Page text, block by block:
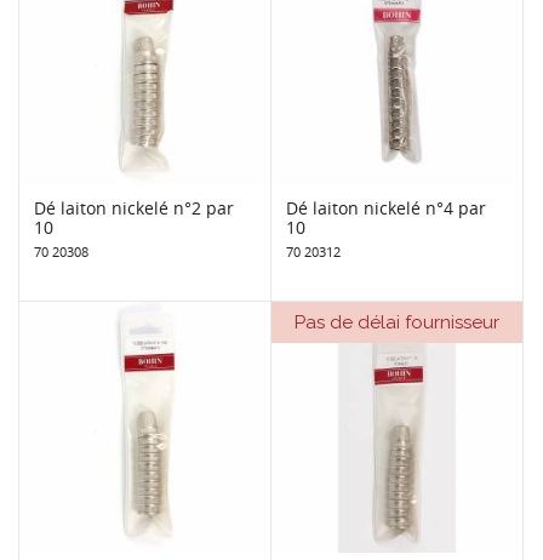
Dé laiton nickelé n°2 par
10
70 20308
Dé laiton nickelé n°4 par
10
70 20312
Pas de délai fournisseur